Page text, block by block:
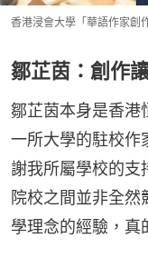
香港浸會大學「華語作家創
鄒芷茵：創作
鄒芷茵本身是香港
一所大學的駐校作
謝我所屬學校的支
院校之間並非全
學理念的經驗，真